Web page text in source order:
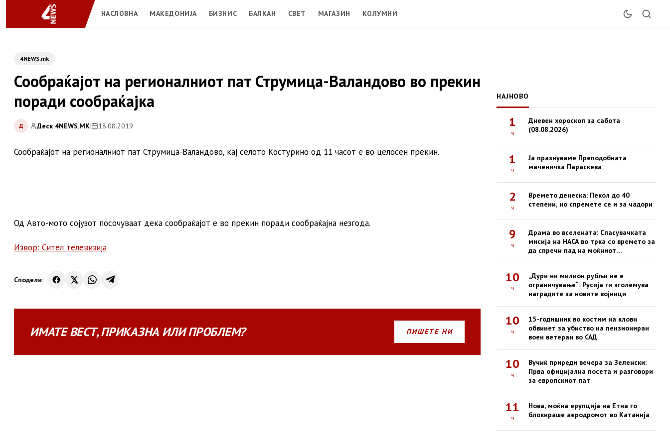
НАСЛОВНА МАКЕДОНИЈА БИЗНИС БАЛКАН СВЕТ МАГАЗИН КОЛУМНИ
4NEWS.mk
Сообраќајот на регионалниот пат Струмица-Валандово во прекин
поради сообраќајка
Д Деск 4NEWS.MK| 18.08.2019
Сообраќајот на регионалниот пат Струмица-Валандово, кај селото Костурино од 11 часот е во целосен прекин.
Од Авто-мото сојузот посочуваат дека сообраќајот е во прекин поради сообраќајна незгода.
Извор: Сител телевизија
Сподели:
ИМАТЕВЕСТ,ПРИКАЗНА ИЛИПРОБЛЕМ? ПИШЕТЕ НИ
НАЈНОВО
1
ч
Дневен хороскоп за сабота
(08.08.2026)
1
ч
Ја празнуваме Преподобната
маченичка Параскева
2
ч
Времето денеска: Пекол до 40
степени, но спремете се и за чадори
9
ч
Драма во вселената: Спасувачката
мисија на НАСА во трка со времето за
да спречи пад на моќниот
10
ч
„Дури ни милион рубљи не е
ограничување“: Русија ги зголемува
наградите за новите војници
10
ч
15-годишник во костим на кловн
обвинет за убиство на пензиониран
воен ветеран во САД
10
ч
Вучиќ приреди вечера за Зеленски:
Прва официјална посета и разговори
за европскиот пат
11
ч
Нова, моќна ерупција на Етна го
блокираше аеродромот во Катанија